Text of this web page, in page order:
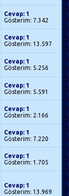
Cevap: 1
Gösterim: 7.342
Cevap: 1
Gösterim: 13.597
Cevap: 1
Gösterim: 5.256
Cevap: 1
Gösterim: 5.591
Cevap: 1
Gösterim: 2.166
Cevap: 1
Gösterim: 7.220
Cevap: 1
Gösterim: 1.705
Cevap: 1
Gösterim: 13.969